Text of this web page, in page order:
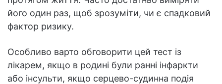
його один раз, щоб зрозуміти, чи є спадковий
фактор ризику.
Особливо варто обговорити цей тест із
лікарем, якщо в родині були ранні інфаркти
або інсульти, якщо серцево-судинна подія